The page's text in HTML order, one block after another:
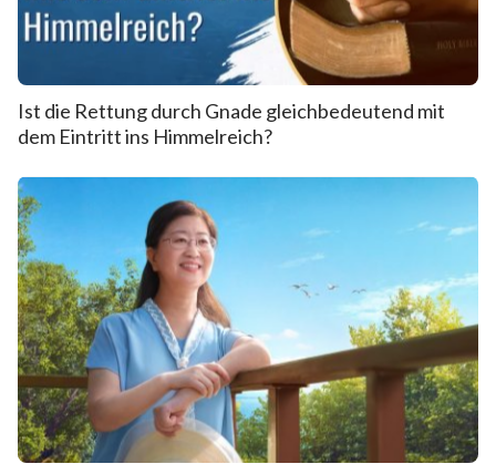
Ist die Rettung durch Gnade gleichbedeutend mit
dem Eintritt ins Himmelreich?